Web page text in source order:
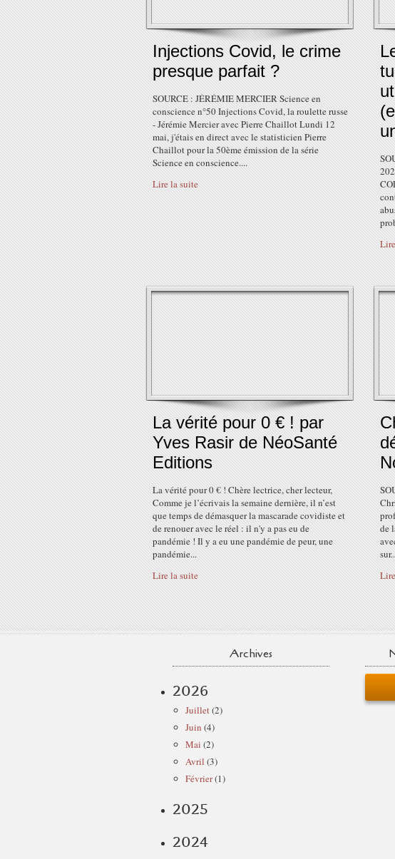
Injections Covid, le crime
presque parfait ?
SOURCE : JÉRÉMIE MERCIER Science en
conscience n°50 Injections Covid, la roulette russe
- Jérémie Mercier avec Pierre Chaillot Lundi 12
mai, j'étais en direct avec le statisticien Pierre
Chaillot pour la 50ème émission de la série
Science en conscience....
Lire la suite
La vérité pour 0 € ! par
Yves Rasir de NéoSanté
Editions
La vérité pour 0 € ! Chère lectrice, cher lecteur,
Comme je l’écrivais la semaine dernière, il n’est
que temps de démasquer la mascarade covidiste et
de renouer avec le réel : il n'y a pas eu de
pandémie ! Il y a eu une pandémie de peur, une
pandémie...
Lire la suite
de
Archives
2026
Juillet(2)
Juin (4)
Mai (2)
Avril (3)
Février(1)
2025
2024